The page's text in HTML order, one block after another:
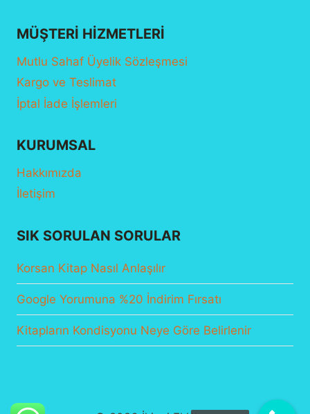
MÜŞTERI HIZMETLERI
Mutlu Sahaf Üyelik Sözleşmesi
Kargo ve Teslimat
İptal İade İşlemleri
KURUMSAL
Hakkımızda
İletişim
SIK SORULAN SORULAR
Korsan Kitap Nasıl Anlaşılır
Google Yorumuna %20 İndirim Fırsatı
Kitapların Kondisyonu Neye Göre Belirlenir